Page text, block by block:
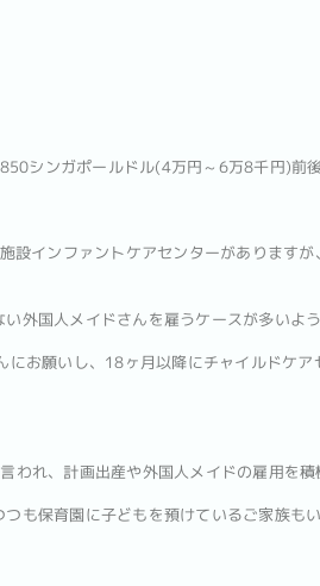
シンガポールドル(4万円～6万8千円)前
設インファントケアセンターがあります
外国人メイドさんを雇うケースが多いよ
お願いし、18ヶ月以降にチャイルドケ
われ、計画出産や外国人メイドの雇用を
も保育園に子どもを預けているご家族も